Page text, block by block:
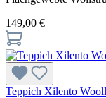
149,00 €
Teppich Xilento